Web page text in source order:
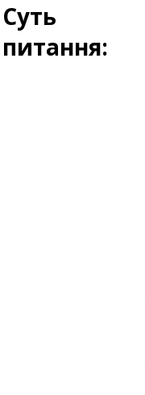
Суть
питання: